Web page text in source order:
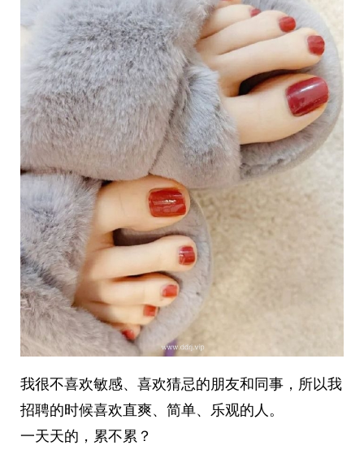
我很不喜欢敏感、喜欢猜忌的朋友和同事，所以我
招聘的时候喜欢直爽、简单、乐观的人。
一天天的，累不累？ ​​​